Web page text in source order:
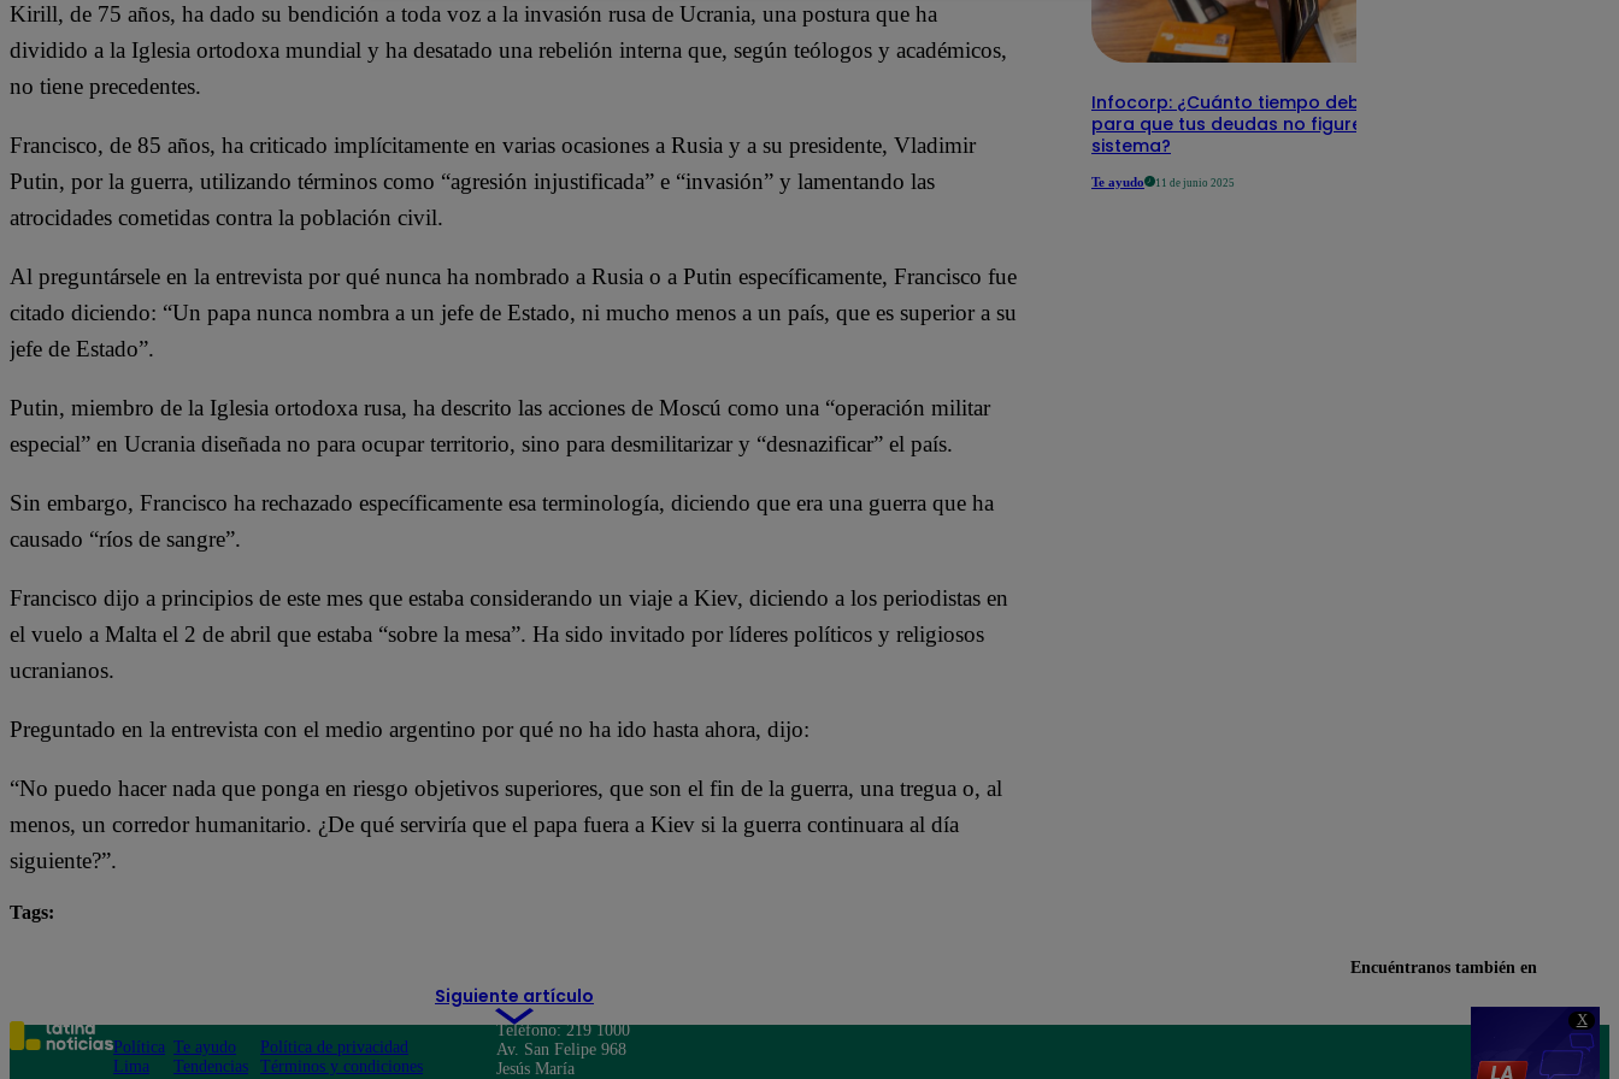
X
Kirill, de 75 años, ha dado su bendición a toda voz a la invasión rusa de Ucrania, una postura que ha
dividido a la Iglesia ortodoxa mundial y ha desatado una rebelión interna que, según teólogos y académicos,
no tiene precedentes.
Francisco, de 85 años, ha criticado implícitamente en varias ocasiones a Rusia y a su presidente, Vladimir
Putin, por la guerra, utilizando términos como “agresión injustificada” e “invasión” y lamentando las
atrocidades cometidas contra la población civil.
Al preguntársele en la entrevista por qué nunca ha nombrado a Rusia o a Putin específicamente, Francisco fue
citado diciendo: “Un papa nunca nombra a un jefe de Estado, ni mucho menos a un país, que es superior a su
jefe de Estado”.
Putin, miembro de la Iglesia ortodoxa rusa, ha descrito las acciones de Moscú como una “operación militar
especial” en Ucrania diseñada no para ocupar territorio, sino para desmilitarizar y “desnazificar” el país.
Sin embargo, Francisco ha rechazado específicamente esa terminología, diciendo que era una guerra que ha
causado “ríos de sangre”.
Francisco dijo a principios de este mes que estaba considerando un viaje a Kiev, diciendo a los periodistas en
el vuelo a Malta el 2 de abril que estaba “sobre la mesa”. Ha sido invitado por líderes políticos y religiosos
ucranianos.
Preguntado en la entrevista con el medio argentino por qué no ha ido hasta ahora, dijo:
“No puedo hacer nada que ponga en riesgo objetivos superiores, que son el fin de la guerra, una tregua o, al
menos, un corredor humanitario. ¿De qué serviría que el papa fuera a Kiev si la guerra continuara al día
siguiente?”.
Tags:
Siguiente artículo
Infocorp: ¿Cuánto tiempo debe pasar
para que tus deudas no figuren en su
sistema?
Te ayudo 11 de junio 2025
Encuéntranos también en
Política
Lima
Te ayudo
Tendencias
Política de privacidad
Términos y condiciones
Teléfono: 219 1000
Av. San Felipe 968
Jesús María